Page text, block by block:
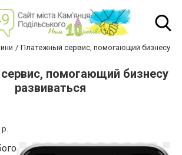
Платежный сервис, помогающий бизнесу
помогающий бизнесу
развиваться
р.